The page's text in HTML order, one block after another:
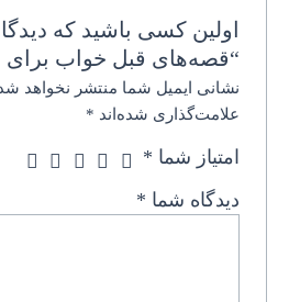
اولین کسی باشید که
“قصه‌های قبل خواب برای
نشانی ایمیل شما منتشر نخواهد
علامت‌گذاری شده‌اند *
امتیاز شما *
دیدگاه شما *